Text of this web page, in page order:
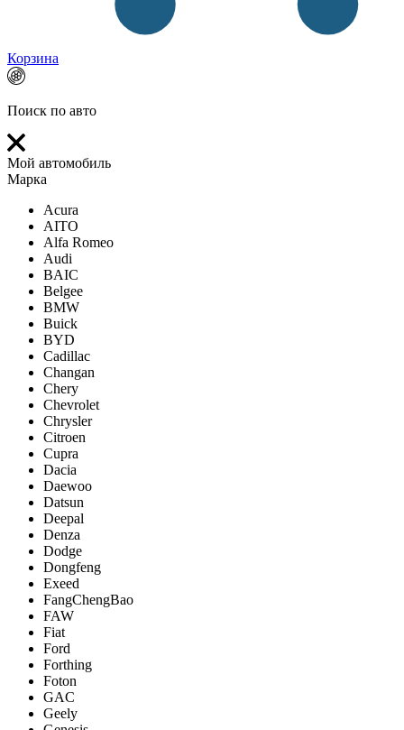
Корзина
Поиск по авто
Мой автомобиль
Марка
Acura
AITO
Alfa Romeo
Audi
BAIC
Belgee
BMW
Buick
BYD
Cadillac
Changan
Chery
Chevrolet
Chrysler
Citroen
Cupra
Dacia
Daewoo
Datsun
Deepal
Denza
Dodge
Dongfeng
Exeed
FangChengBao
FAW
Fiat
Ford
Forthing
Foton
GAC
Geely